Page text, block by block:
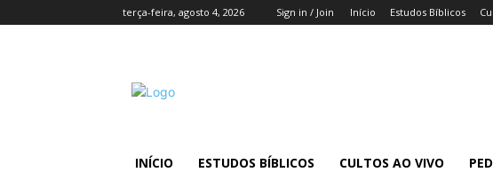
terça-feira, agosto 4, 2026 Sign in / Join Início Estudos Bíblicos
INÍCIO ESTUDOS BÍBLICOS CULTOS AO VIVO